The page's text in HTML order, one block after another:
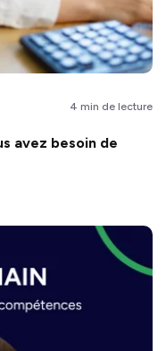
4 min de lecture
avez besoin de